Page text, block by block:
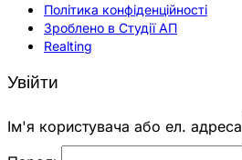
Політика конфіденційності
Зроблено в Студії АП
Realting
Увійти
Ім'я користувача або ел. адреса